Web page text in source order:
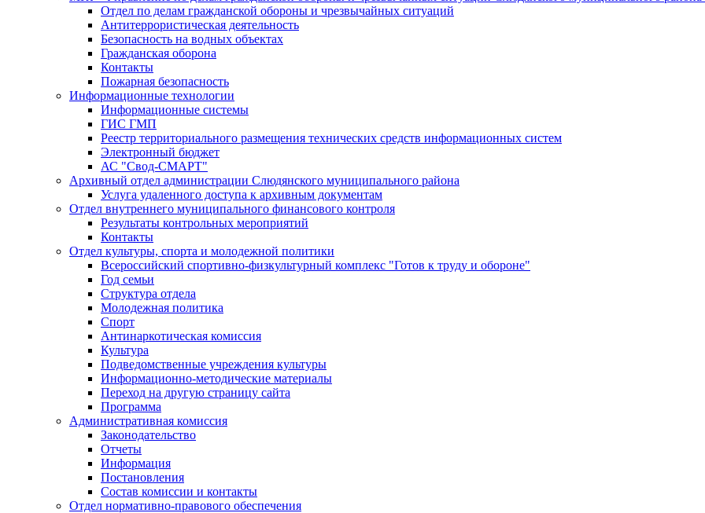
Отдел по делам гражданской обороны и чрезвычайных ситуаций
Антитеррористическая деятельность
Безопасность на водных объектах
Гражданская оборона
Контакты
Пожарная безопасность
Информационные технологии
Информационные системы
ГИС ГМП
Реестр территориального размещения технических средств информационных систем
Электронный бюджет
АС "Свод-СМАРТ"
Архивный отдел администрации Слюдянского муниципального района
Услуга удаленного доступа к архивным документам
Отдел внутреннего муниципального финансового контроля
Результаты контрольных мероприятий
Контакты
Отдел культуры, спорта и молодежной политики
Всероссийский спортивно-физкультурный комплекс "Готов к труду и обороне"
Год семьи
Структура отдела
Молодежная политика
Спорт
Антинаркотическая комиссия
Культура
Подведомственные учреждения культуры
Информационно-методические материалы
Переход на другую страницу сайта
Программа
Административная комиссия
Законодательство
Отчеты
Информация
Постановления
Состав комиссии и контакты
Отдел нормативно-правового обеспечения